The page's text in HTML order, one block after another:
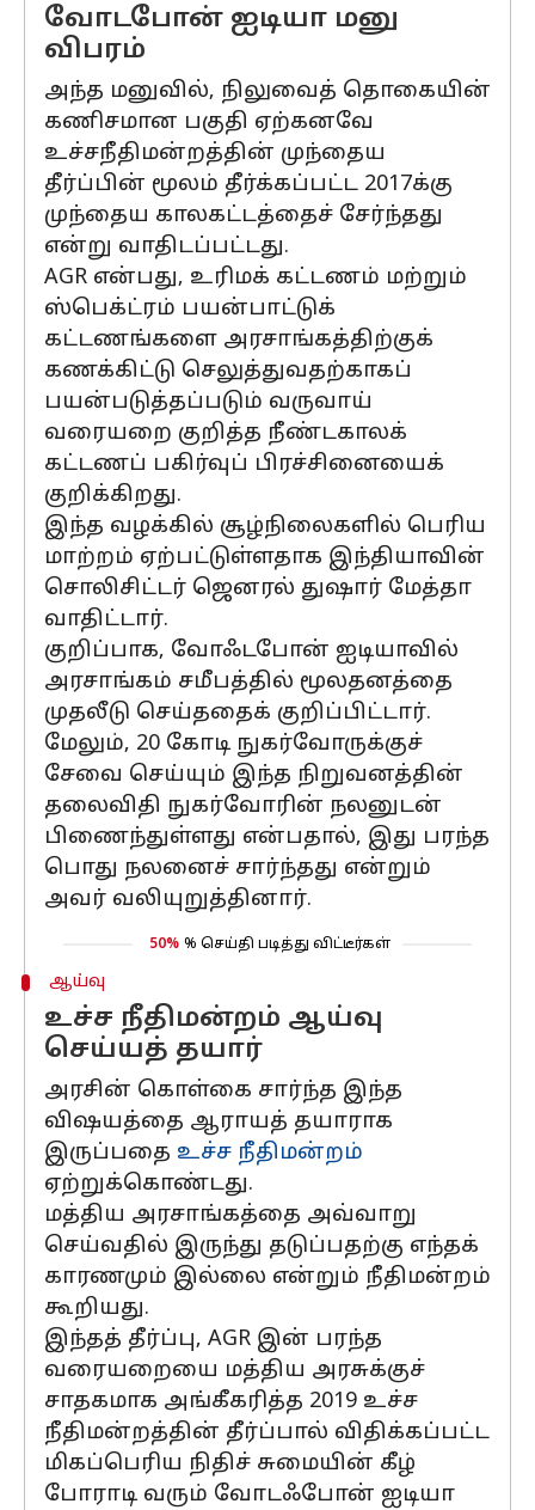
வோடபோன் ஐடியா மனு
விபரம்
அந்த மனுவில், நிலுவைத் தொகையின்
கணிசமான பகுதி ஏற்கனவே
உச்சநீதிமன்றத்தின் முந்தைய
தீர்ப்பின் மூலம் தீர்க்கப்பட்ட 2017க்கு
முந்தைய காலகட்டத்தைச் சேர்ந்தது
என்று வாதிடப்பட்டது.
AGR என்பது, உரிமக் கட்டணம் மற்றும்
ஸ்பெக்ட்ரம் பயன்பாட்டுக்
கட்டணங்களை அரசாங்கத்திற்குக்
கணக்கிட்டு செலுத்துவதற்காகப்
பயன்படுத்தப்படும் வருவாய்
வரையறை குறித்த நீண்டகாலக்
கட்டணப் பகிர்வுப் பிரச்சினையைக்
குறிக்கிறது.
இந்த வழக்கில் சூழ்நிலைகளில் பெரிய
மாற்றம் ஏற்பட்டுள்ளதாக இந்தியாவின்
சொலிசிட்டர் ஜெனரல் துஷார் மேத்தா
வாதிட்டார்.
குறிப்பாக, வோஃடபோன் ஐடியாவில்
அரசாங்கம் சமீபத்தில் மூலதனத்தை
முதலீடு செய்ததைக் குறிப்பிட்டார்.
மேலும், 20 கோடி நுகர்வோருக்குச்
சேவை செய்யும் இந்த நிறுவனத்தின்
தலைவிதி நுகர்வோரின் நலனுடன்
பிணைந்துள்ளது என்பதால், இது பரந்த
பொது நலனைச் சார்ந்தது என்றும்
அவர் வலியுறுத்தினார்.
50% % செய்தி படித்து விட்டீர்கள்
ஆய்வு
உச்ச நீதிமன்றம் ஆய்வு
செய்யத் தயார்
அரசின் கொள்கை சார்ந்த இந்த
விஷயத்தை ஆராயத் தயாராக
இருப்பதை உச்ச நீதிமன்றம்
ஏற்றுக்கொண்டது.
மத்திய அரசாங்கத்தை அவ்வாறு
செய்வதில் இருந்து தடுப்பதற்கு எந்தக்
காரணமும் இல்லை என்றும் நீதிமன்றம்
கூறியது.
இந்தத் தீர்ப்பு, AGR இன் பரந்த
வரையறையை மத்திய அரசுக்குச்
சாதகமாக அங்கீகரித்த 2019 உச்ச
நீதிமன்றத்தின் தீர்ப்பால் விதிக்கப்பட்ட
மிகப்பெரிய நிதிச் சுமையின் கீழ்
போராடி வரும் வோடஃபோன் ஐடியா